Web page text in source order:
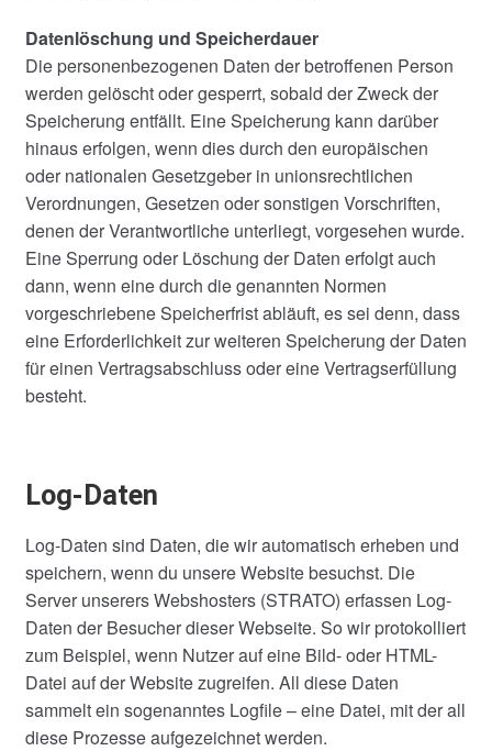
Datenlöschung und Speicherdauer
Die personenbezogenen Daten der betroffenen Person
werden gelöscht oder gesperrt, sobald der Zweck der
Speicherung entfällt. Eine Speicherung kann darüber
hinaus erfolgen, wenn dies durch den europäischen
oder nationalen Gesetzgeber in unionsrechtlichen
Verordnungen, Gesetzen oder sonstigen Vorschriften,
denen der Verantwortliche unterliegt, vorgesehen wurde.
Eine Sperrung oder Löschung der Daten erfolgt auch
dann, wenn eine durch die genannten Normen
vorgeschriebene Speicherfrist abläuft, es sei denn, dass
eine Erforderlichkeit zur weiteren Speicherung der Daten
für einen Vertragsabschluss oder eine Vertragserfüllung
besteht.
Log-Daten
Log-Daten sind Daten, die wir automatisch erheben und
speichern, wenn du unsere Website besuchst. Die
Server unserers Webshosters (STRATO) erfassen Log-
Daten der Besucher dieser Webseite. So wir protokolliert
zum Beispiel, wenn Nutzer auf eine Bild- oder HTML-
Datei auf der Website zugreifen. All diese Daten
sammelt ein sogenanntes Logfile – eine Datei, mit der all
diese Prozesse aufgezeichnet werden.